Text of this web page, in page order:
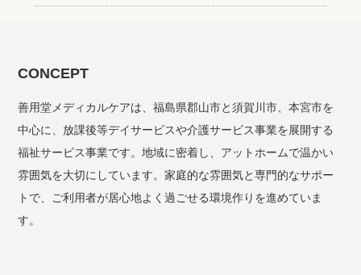
CONCEPT
善用堂メディカルケアは、福島県郡山市と須賀川市、本宮市を
中心に、放課後等デイサービスや介護サービス事業を展開する
福祉サービス事業です。地域に密着し、アットホームで温かい
雰囲気を大切にしています。家庭的な雰囲気と専門的なサポー
トで、ご利用者が居心地よく過ごせる環境作りを進めていま
す。